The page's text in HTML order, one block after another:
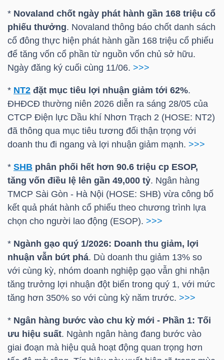
* Novaland chốt ngày phát hành gần 168 triệu cổ
phiếu thưởng. Novaland thông báo chốt danh sách
cổ đông thực hiện phát hành gần 168 triệu cổ phiếu
để tăng vốn cổ phần từ nguồn vốn chủ sở hữu.
Ngày đăng ký cuối cùng 11/06. >>>
* NT2 đặt mục tiêu lợi nhuận giảm tới 62%.
ĐHĐCĐ thường niên 2026 diễn ra sáng 28/05 của
CTCP Điện lực Dầu khí Nhơn Trạch 2 (HOSE: NT2)
đã thông qua mục tiêu tương đối thận trọng với
doanh thu đi ngang và lợi nhuận giảm mạnh. >>>
* SHB phân phối hết hơn 90.6 triệu cp ESOP,
tăng vốn điều lệ lên gần 49,000 tỷ. Ngân hàng
TMCP Sài Gòn - Hà Nội (HOSE: SHB) vừa công bố
kết quả phát hành cổ phiếu theo chương trình lựa
chọn cho người lao động (ESOP). >>>
* Ngành gạo quý 1/2026: Doanh thu giảm, lợi
nhuận vẫn bứt phá. Dù doanh thu giảm 13% so
với cùng kỳ, nhóm doanh nghiệp gạo vẫn ghi nhận
tăng trưởng lợi nhuận đột biến trong quý 1, với mức
tăng hơn 350% so với cùng kỳ năm trước. >>>
* Ngân hàng bước vào chu kỳ mới - Phần 1: Tối
ưu hiệu suất. Ngành ngân hàng đang bước vào
giai đoạn mà hiệu quả hoạt động quan trọng hơn
NĂNG
NGUYÊN
LIỆU
NGHIỆP
DÙNG
KHÔNG
THIẾT